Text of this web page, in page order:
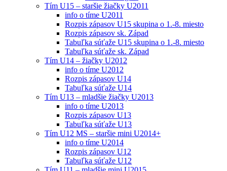
Tím U15 – staršie žiačky U2011
info o tíme U2011
Rozpis zápasov U15 skupina o 1.-8. miesto
Rozpis zápasov sk. Západ
Tabuľka súťaže U15 skupina o 1.-8. miesto
Tabuľka súťaže sk. Západ
Tím U14 – žiačky U2012
info o tíme U2012
Rozpis zápasov U14
Tabuľka súťaže U14
Tím U13 – mladšie žiačky U2013
info o tíme U2013
Rozpis zápasov U13
Tabuľka súťaže U13
Tím U12 MS – staršie mini U2014+
info o tíme U2014
Rozpis zápasov U12
Tabuľka súťaže U12